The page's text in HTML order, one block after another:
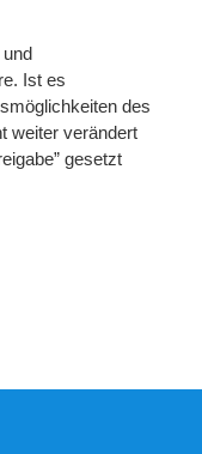
Ist es
des
weiter verändert
gesetzt